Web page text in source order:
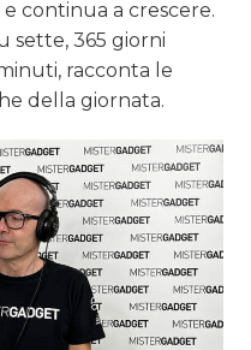
continua a crescere.
sette, 365 giorni
racconta le
della giornata.